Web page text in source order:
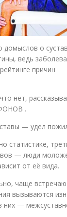
о
ведь
причин
нет,
.
— удел
статистике,
— люди
от её вида.
чаще
вызываются
них —